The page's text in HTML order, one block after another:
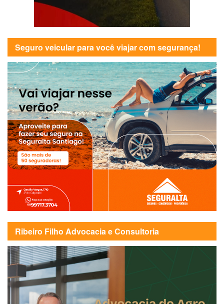
Seguro veicular para você viajar com segurança!
Ribeiro Filho Advocacia e Consultoria